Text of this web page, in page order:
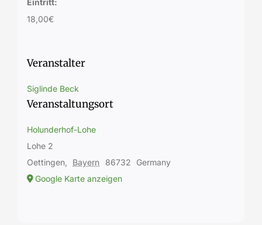
Eintritt:
18,00€
Veranstaltungsort
Holunderhof-Lohe
Lohe 2
Oettingen, Bayern 86732
Germany
Google Karte anzeigen
Veranstalter
Siglinde Beck